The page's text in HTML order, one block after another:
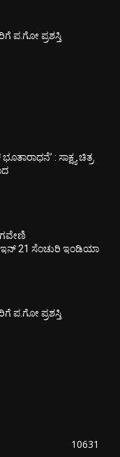
ಪ.ಗೋ ಪ್ರಶಸ್ತಿ
: ಸಾಕ್ಷ್ಯ ಚಿತ್ರ
21 ಸೆಂಚುರಿ ಇಂಡಿಯಾ
ಪ.ಗೋ ಪ್ರಶಸ್ತಿ
10631